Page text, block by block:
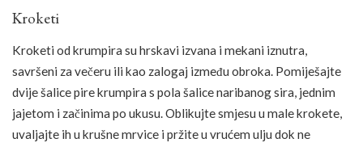
Kroketi
Kroketi od krumpira su hrskavi izvana i mekani iznutra,
savršeni za večeru ili kao zalogaj između obroka. Pomiješajte
dvije šalice pire krumpira s pola šalice naribanog sira, jednim
jajetom i začinima po ukusu. Oblikujte smjesu u male krokete,
uvaljajte ih u krušne mrvice i pržite u vrućem ulju dok ne